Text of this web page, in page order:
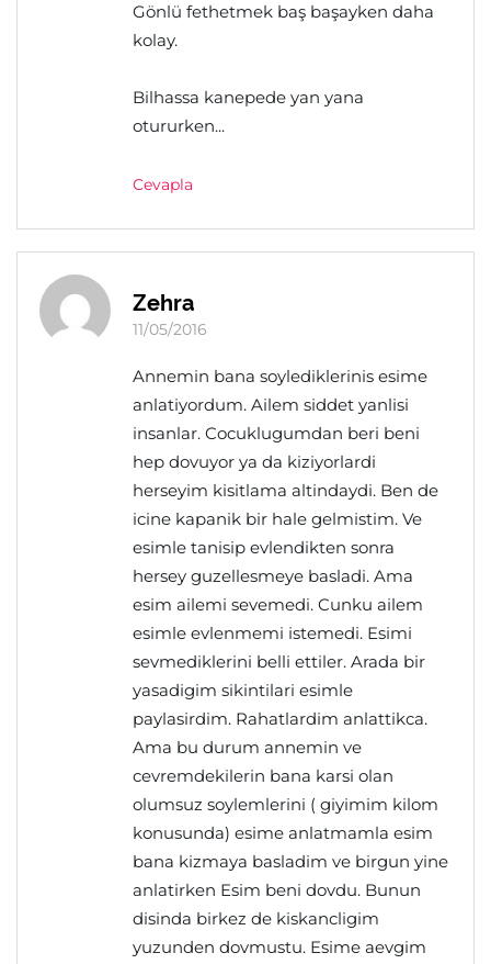
Gönlü fethetmek baş başayken daha
kolay.
Bilhassa kanepede yan yana
otururken...
Cevapla
Zehra
11/05/2016
Annemin bana soylediklerinis esime
anlatiyordum. Ailem siddet yanlisi
insanlar. Cocuklugumdan beri beni
hep dovuyor ya da kiziyorlardi
herseyim kisitlama altindaydi. Ben de
icine kapanik bir hale gelmistim. Ve
esimle tanisip evlendikten sonra
hersey guzellesmeye basladi. Ama
esim ailemi sevemedi. Cunku ailem
esimle evlenmemi istemedi. Esimi
sevmediklerini belli ettiler. Arada bir
yasadigim sikintilari esimle
paylasirdim. Rahatlardim anlattikca.
Ama bu durum annemin ve
cevremdekilerin bana karsi olan
olumsuz soylemlerini ( giyimim kilom
konusunda) esime anlatmamla esim
bana kizmaya basladim ve birgun yine
anlatirken Esim beni dovdu. Bunun
disinda birkez de kiskancligim
yuzunden dovmustu. Esime aevgim